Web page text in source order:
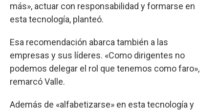
más», actuar con responsabilidad y formarse en
esta tecnología, planteó.
Esa recomendación abarca también a las
empresas y sus líderes. «Como dirigentes no
podemos delegar el rol que tenemos como faro»,
remarcó Valle.
Además de «alfabetizarse» en esta tecnología y